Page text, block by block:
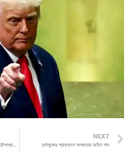
প্রাথমিক শিক্ষক নিয়োগ দুর্নীতি মামলায় পার্থ চট্টোপাধ্যায়ের ভাগ্য নির্ধারিত
NEXT
দুর্গাপুজোর প্রাক্কালে কলকাতায় অমিত শাহ